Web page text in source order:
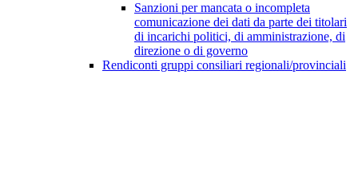
Sanzioni per mancata o incompleta
comunicazione dei dati da parte dei titolari
di incarichi politici, di amministrazione, di
direzione o di governo
Rendiconti gruppi consiliari regionali/provinciali